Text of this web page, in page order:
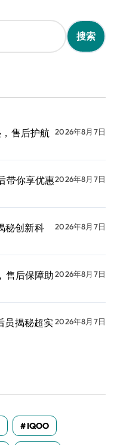
售后护航
2026年8月7日
带你享优惠2026年8月7日
秘创新科
2026年8月7日
售后保障助2026年8月7日
员揭秘超实2026年8月7日
IQOO